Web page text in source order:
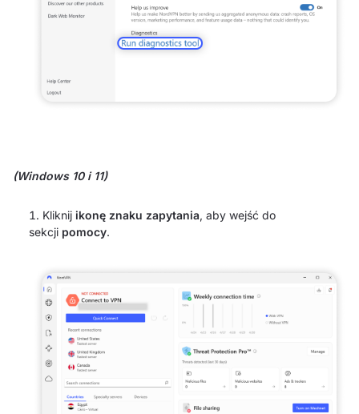
(Windows 10 i 11)
Kliknij ikonę znaku zapytania, aby wejść do
sekcji pomocy.